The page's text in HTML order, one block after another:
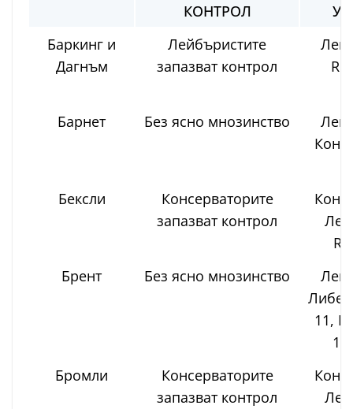
КОНТРОЛ
Баркинг и
Дагнъм
Лейбъристите
запазват контрол
Барнет
Без ясно мнозинство
Бексли
Консерваторите
запазват контрол
Брент
Без ясно мнозинство
11,
Бромли
Консерваторите
запазват контрол